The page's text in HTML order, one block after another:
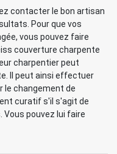
contacter le bon artisan
Pour que vos
vous pouvez faire
couverture charpente
charpentier peut
Il peut ainsi effectuer
le changement de
curatif s'il s'agit de
Vous pouvez lui faire